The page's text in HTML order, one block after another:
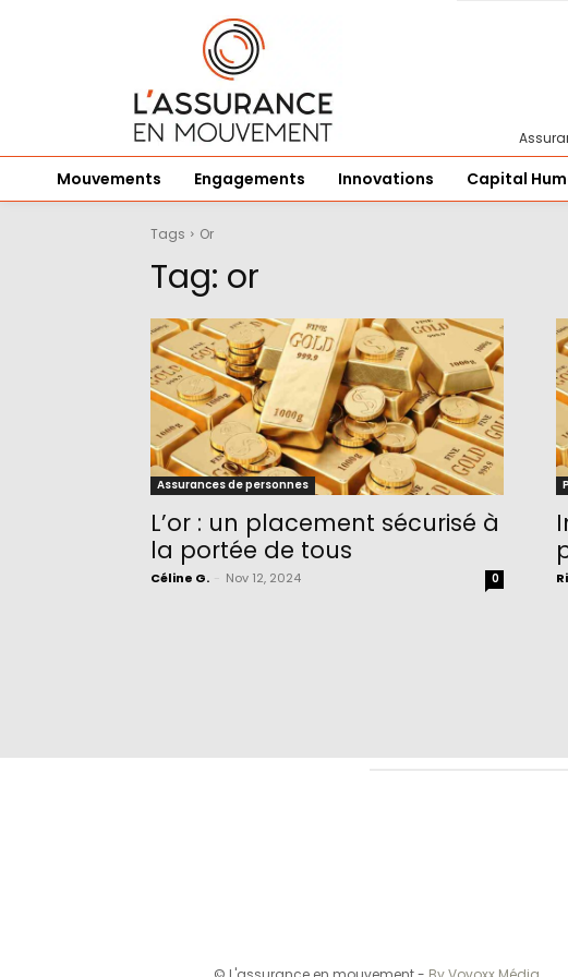
Mouvements Engagements Innovations Capital
Tags Or
Tag: or
Assurances de personnes
L’or : un placement sécurisé à
la portée de tous
Céline G. Nov 12, 2024 0